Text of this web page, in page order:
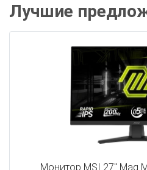
Лучшие
Монитор MSI 27" Mag